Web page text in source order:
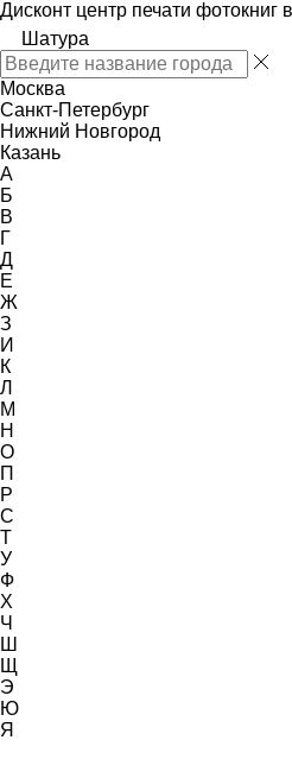
Дисконт центр печати фотокниг
Шатура
Москва
Санкт-Петербург
Нижний Новгород
Казань
А
Б
В
Г
Д
Е
Ж
З
И
К
Л
М
Н
О
П
Р
С
Т
У
Ф
Х
Ч
Ш
Щ
Э
Ю
Я